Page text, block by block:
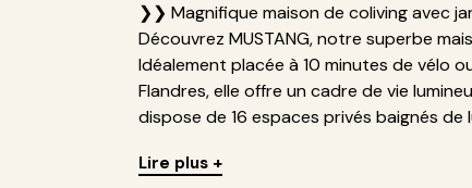
❯❯ Magnifique maison de coliving avec
Découvrez MUSTANG, notre superbe
Idéalement placée à 10 minutes de vélo
Flandres, elle offre un cadre de vie
dispose de 16 espaces privés baignés de
Lire plus +